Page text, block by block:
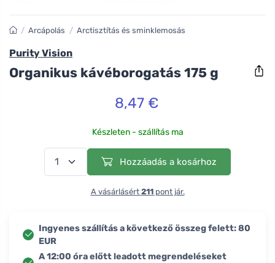
/ Arcápolás / Arctisztítás és sminklemosás
Purity Vision
Organikus kávéborogatás 175 g
8,47 €
Készleten - szállítás ma
Hozzáadás a kosárhoz
A vásárlásért 211pont jár.
Ingyenes szállítás a következő összeg felett: 80
EUR
A 12:00 óra előtt leadott megrendeléseket